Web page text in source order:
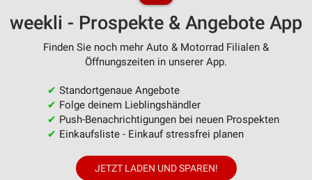
weekli - Prospekte & Angebote App
Finden Sie noch mehr Auto & Motorrad Filialen &
Öffnungszeiten in unserer App.
✔ Standortgenaue Angebote
✔ Folge deinem Lieblingshändler
✔ Push-Benachrichtigungen bei neuen Prospekten
✔ Einkaufsliste - Einkauf stressfrei planen
JETZT LADEN UND SPAREN!